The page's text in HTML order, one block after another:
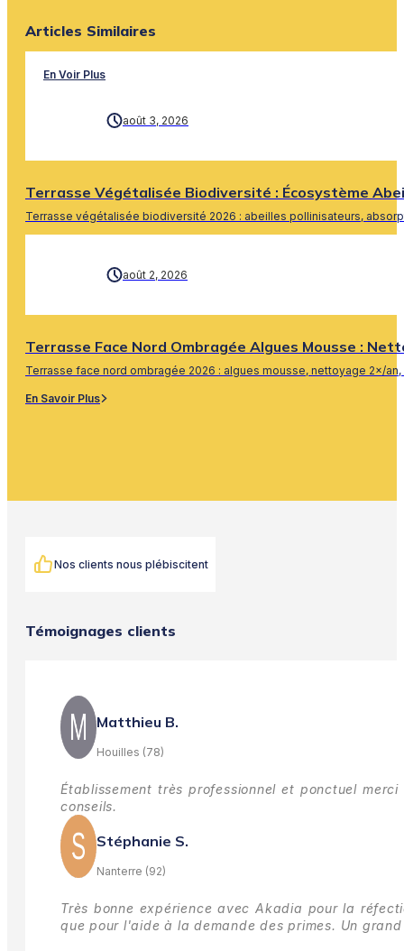
Articles Similaires
En Voir Plus
août 3, 2026
Terrasse Végétalisée Biodiversité : Écosystème
Terrasse végétalisée biodiversité 2026 : abeilles pollinisateurs,
août 2, 2026
Terrasse Face Nord Ombragée Algues Mousse :
Terrasse face nord ombragée 2026 : algues mousse, nettoyage 2×/
En Savoir Plus
Nos clients nous plébiscitent
Témoignages clients
Matthieu B.
Houilles (78)
Établissement très professionnel et ponctuel
conseils.
Stéphanie S.
Nanterre (92)
Très bonne expérience avec Akadia pour la
que pour l'aide à la demande des primes. Un